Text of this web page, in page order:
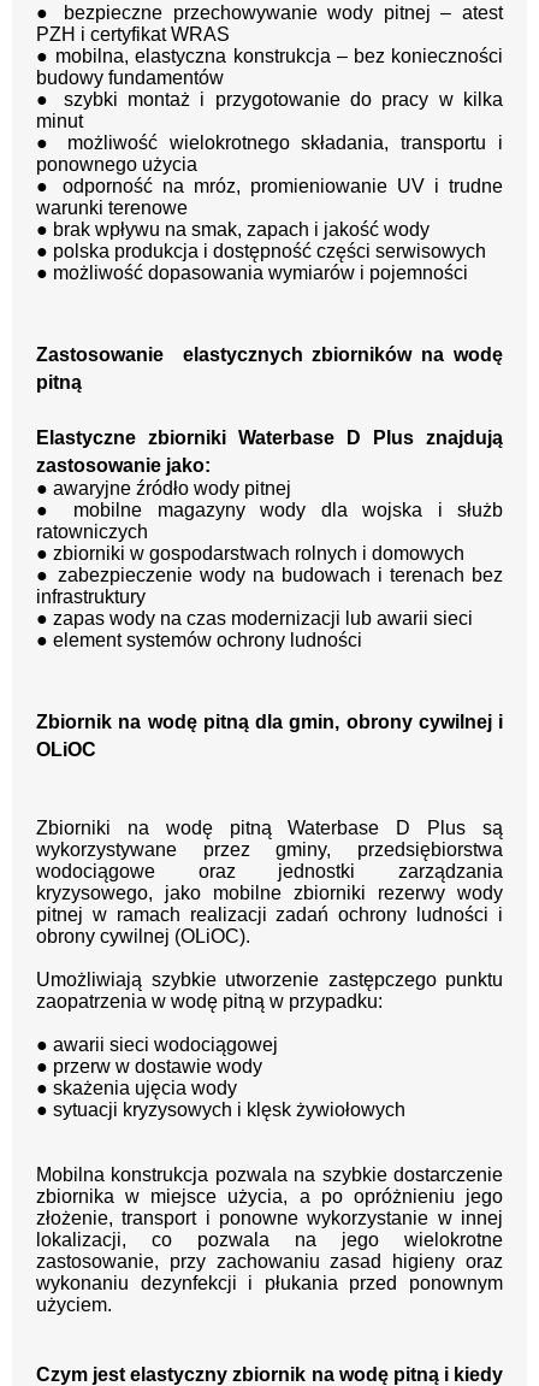
● bezpieczne przechowywanie wody pitnej – atest
PZH i certyfikat WRAS
● mobilna, elastyczna konstrukcja – bez konieczności
budowy fundamentów
● szybki montaż i przygotowanie do pracy w kilka
minut
● możliwość wielokrotnego składania, transportu i
ponownego użycia
● odporność na mróz, promieniowanie UV i trudne
warunki terenowe
● brak wpływu na smak, zapach i jakość wody
● polska produkcja i dostępność części serwisowych
● możliwość dopasowania wymiarów i pojemności
Zastosowanie elastycznych zbiorników na wodę
pitną
Elastyczne zbiorniki Waterbase D Plus znajdują
zastosowanie jako:
● awaryjne źródło wody pitnej
● mobilne magazyny wody dla wojska i służb
ratowniczych
● zbiorniki w gospodarstwach rolnych i domowych
● zabezpieczenie wody na budowach i terenach bez
infrastruktury
● zapas wody na czas modernizacji lub awarii sieci
● element systemów ochrony ludności
Zbiornik na wodę pitną dla gmin, obrony cywilnej i
OLiOC
Zbiorniki na wodę pitną Waterbase D Plus są
wykorzystywane przez gminy, przedsiębiorstwa
wodociągowe oraz jednostki zarządzania
kryzysowego, jako mobilne zbiorniki rezerwy wody
pitnej w ramach realizacji zadań ochrony ludności i
obrony cywilnej (OLiOC).
Umożliwiają szybkie utworzenie zastępczego punktu
zaopatrzenia w wodę pitną w przypadku:
● awarii sieci wodociągowej
● przerw w dostawie wody
● skażenia ujęcia wody
● sytuacji kryzysowych i klęsk żywiołowych
Mobilna konstrukcja pozwala na szybkie dostarczenie
zbiornika w miejsce użycia, a po opróżnieniu jego
złożenie, transport i ponowne wykorzystanie w innej
lokalizacji, co pozwala na jego wielokrotne
zastosowanie, przy zachowaniu zasad higieny oraz
wykonaniu dezynfekcji i płukania przed ponownym
użyciem.
Czym jest elastyczny zbiornik na wodę pitną i kiedy